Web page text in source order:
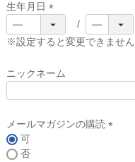
生年月日
(
必
※設定すると変更できません
ニックネーム
メールマガジンの購読
可
否